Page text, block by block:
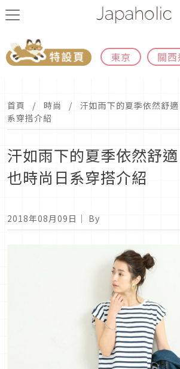
東京 關
首頁 時尚
汗如雨下的夏季依然舒
系穿搭介紹
汗如雨下的夏季依然舒
也時尚日系穿搭介紹
2018年08月09日 ｜ By